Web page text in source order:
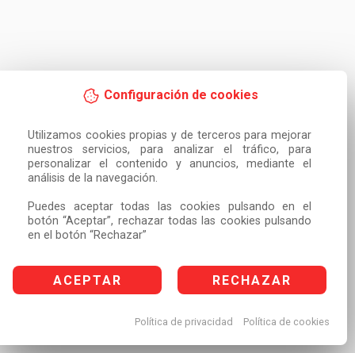
Configuración de cookies
Utilizamos cookies propias y de terceros para mejorar
nuestros servicios, para analizar el tráfico, para
personalizar el contenido y anuncios, mediante el
análisis de la navegación.
Puedes aceptar todas las cookies pulsando en el
botón “Aceptar”, rechazar todas las cookies pulsando
en el botón “Rechazar”
ACEPTAR RECHAZAR
Política de privacidad Política de cookies